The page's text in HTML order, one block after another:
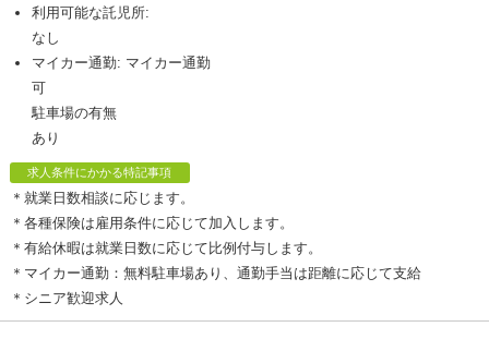
利用可能な託児所:
なし
マイカー通勤: マイカー通勤
可
駐車場の有無
あり
求人条件にかかる特記事項
＊就業日数相談に応じます。
＊各種保険は雇用条件に応じて加入します。
＊有給休暇は就業日数に応じて比例付与します。
＊マイカー通勤：無料駐車場あり、通勤手当は距離に応じて支給
＊シニア歓迎求人